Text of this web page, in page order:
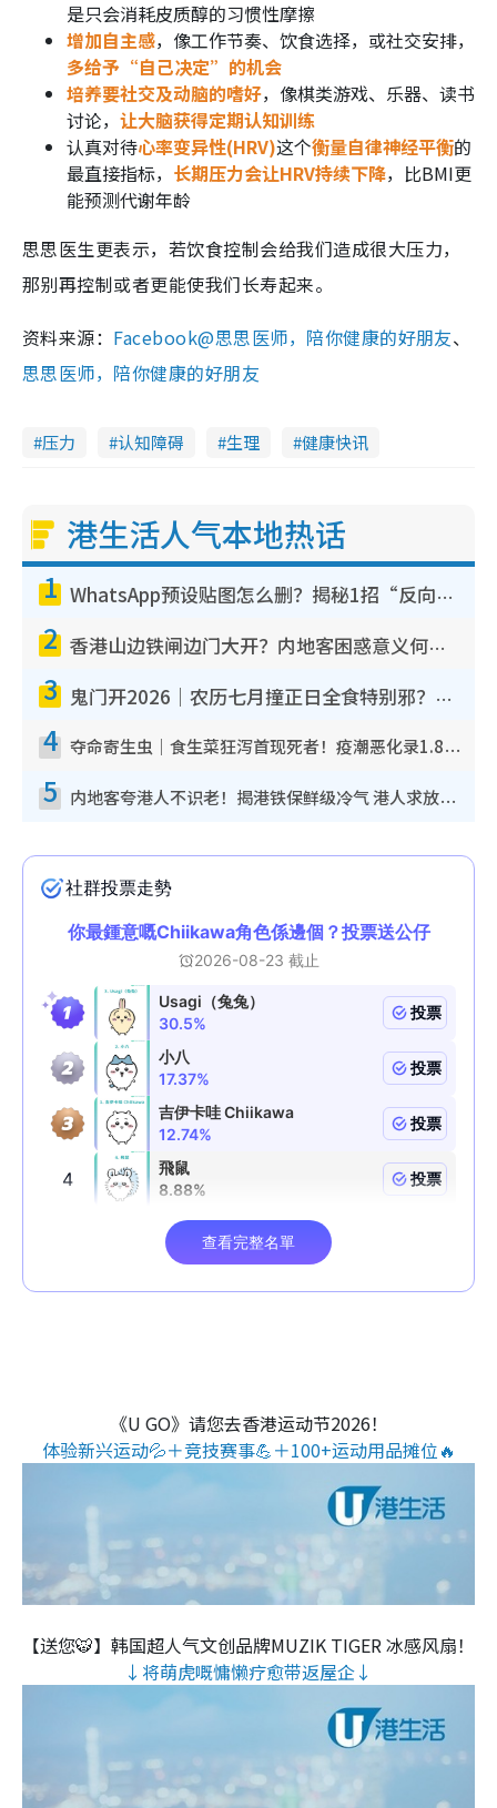
是只会消耗皮质醇的习惯性摩擦
增加自主感，像工作节奏、饮食选择，或社交安排，
多给予“自己决定”的机会
培养要社交及动脑的嗜好，像棋类游戏、乐器、读书
讨论， 让大脑获得定期认知训练
认真对待心率变异性(HRV)这个衡量自律神经平衡的
最直接指标， 长期压力会让HRV持续下降，比BMI更
能预测代谢年龄
思思医生更表示，若饮食控制会给我们造成很大压力，
那别再控制或者更能使我们长寿起来。
资料来源： Facebook@思思医师，陪你健康的好朋友、
思思医师，陪你健康的好朋友
压力 认知障碍 生理 健康快讯
港生活人气本地热话
1 WhatsApp预设贴图怎么删？揭秘1招“反向操作”还原简洁界面 附3步实测教程
2 香港山边铁闸边门大开？内地客困惑意义何在！网友神回复：这种叫法理性防御
3 鬼门开2026｜农历七月撞正日全食特别邪？专家警告切忌做一事！揭4大禁忌+2招保平安
4 夺命寄生虫｜食生菜狂泻首现死者！疫潮恶化录1.8万宗病例 揭洗菜3大谬误
5 内地客夸港人不识老！揭港铁保鲜级冷气 港人求放过：别投诉
《U GO》请您去香港运动节2026！
体验新兴运动💦＋竞技赛事💪＋100+运动用品摊位🔥
【送您🐯】韩国超人气文创品牌MUZIK TIGER 冰感风扇！
↓将萌虎嘅慵懒疗愈带返屋企↓